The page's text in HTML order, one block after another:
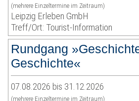
(mehrere Einzeltermine im Zeitraum)
Leipzig Erleben GmbH
Treff/Ort: Tourist-Information
Rundgang
Geschichte«
07.08.2026 bis 31.12.2026
(mehrere Einzeltermine im Zeitraum)